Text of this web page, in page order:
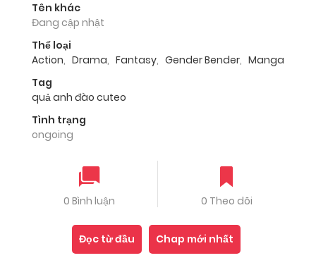
Tên khác
Đang cập nhật
Thể loại
Action, Drama, Fantasy, Gender Bender, Manga
Tag
quả anh đào cuteo
Tình trạng
ongoing
0 Bình luận 0 Theo dõi
Đọc từ đầu Chap mới nhất